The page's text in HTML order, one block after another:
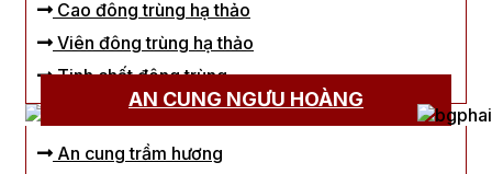
Cao đông trùng hạ thảo
Viên đông trùng hạ thảo
Tinh chất đông trùng
AN CUNG NGƯU HOÀNG
An cung trầm hương